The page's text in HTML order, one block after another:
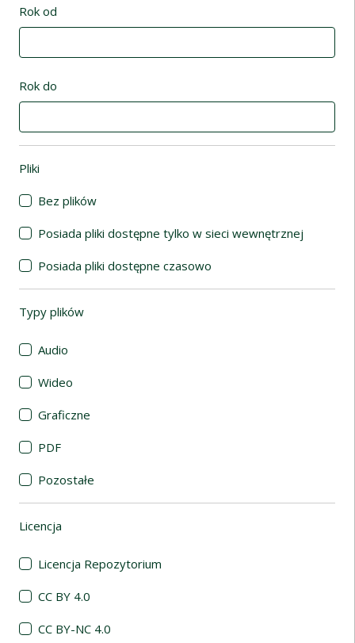
Rok od
Rok do
Pliki
Bez plików
Posiada pliki dostępne tylko w sieci wewnętrznej
Posiada pliki dostępne czasowo
Typy plików
Audio
Wideo
Graficzne
PDF
Pozostałe
Licencja
Licencja Repozytorium
CC BY 4.0
CC BY-NC 4.0